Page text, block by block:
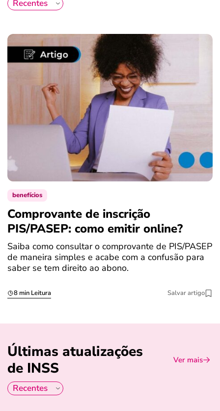
benefícios
Comprovante de inscrição
PIS/PASEP: como emitir online?
Saiba como consultar o comprovante de PIS/PASEP
de maneira simples e acabe com a confusão para
saber se tem direito ao abono.
8 min Leitura Salvar artigo
Últimas atualizações
de INSS
Ver mais